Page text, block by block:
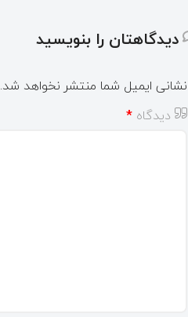
دیدگاهتان را بنویسید
نشانی ایمیل شما منتشر نخواهد شد.
دیدگاه *